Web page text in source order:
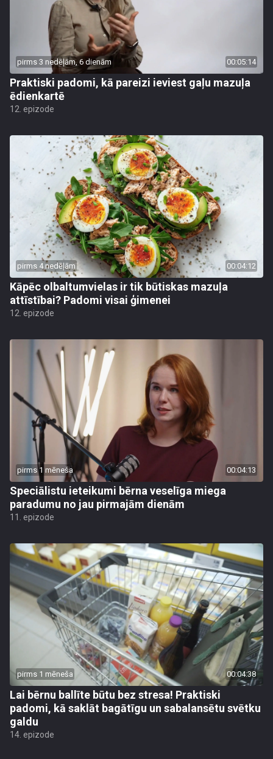
pirms 3 nedēļām, 6 dienām 00:05:14
Praktiski padomi, kā pareizi ieviest gaļu mazuļa
ēdienkartē
12. epizode
pirms 4 nedēļām 00:04:12
Kāpēc olbaltumvielas ir tik būtiskas mazuļa
attīstībai? Padomi visai ģimenei
12. epizode
pirms 1 mēneša 00:04:13
Speciālistu ieteikumi bērna veselīga miega
paradumu no jau pirmajām dienām
11. epizode
pirms 1 mēneša 00:04:38
Lai bērnu ballīte būtu bez stresa! Praktiski
padomi, kā saklāt bagātīgu un sabalansētu svētku
galdu
14. epizode